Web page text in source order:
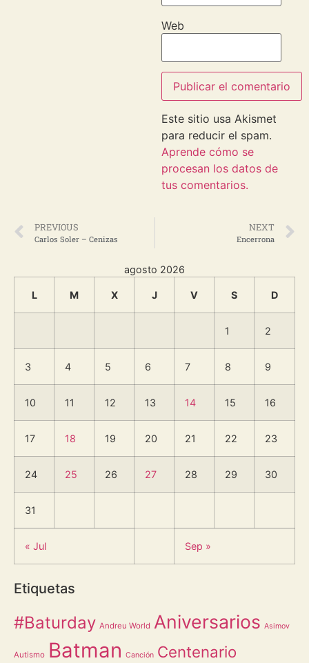
Web
Este sitio usa Akismet
para reducir el spam.
Aprende cómo se
procesan los datos de
tus comentarios.
PREVIOUS
Carlos Soler – Cenizas
NEXT
Encerrona
agosto 2026
L M X J V S D
1 2
3 4 5 6 7 8 9
10 11 12 13 14 15 16
17 18 19 20 21 22 23
24 25 26 27 28 29 30
31
« Jul Sep »
Etiquetas
#Baturday Andreu World Aniversarios Asimov
Autismo Batman Canción Centenario